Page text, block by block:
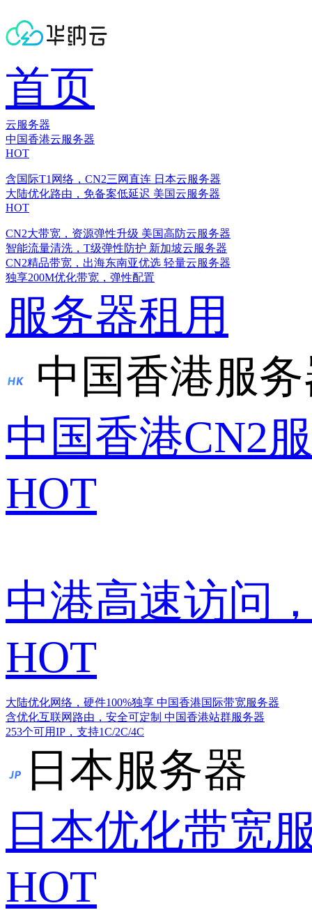
首页
云服务器
中国香港云服务器
HOT
含国际T1网络，CN2三网直连 日本云服务器
大陆优化路由，免备案低延迟 美国云服务器
HOT
CN2大带宽，资源弹性升级 美国高防云服务器
智能流量清洗，T级弹性防护 新加坡云服务器
CN2精品带宽，出海东南亚优选 轻量云服务器
独享200M优化带宽，弹性配置
服务器租用
中国香港服
中国香港CN2
HOT
中港高速访问
HOT
大陆优化网络，硬件100%独享 中国香港国际带宽服务器
含优化互联网路由，安全可定制 中国香港站群服务器
253个可用IP，支持1C/2C/4C
日本服务器
日本优化带宽
HOT